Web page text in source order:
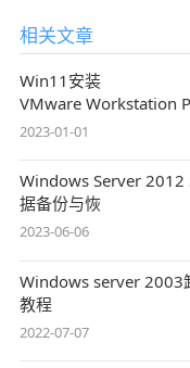
相关文章
Win11安装
VMware Workstation
图文
2023-01-01
Windows Server 2012
据备份与恢
2023-06-06
Windows server 2003
教程
2022-07-07